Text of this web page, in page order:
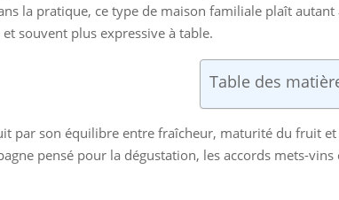
la pratique, ce type de maison familiale plaît
souvent plus expressive à table.
Table des
par son équilibre entre fraîcheur, maturité du fruit
pensé pour la dégustation, les accords mets-